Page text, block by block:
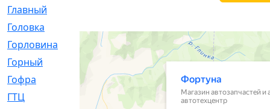
Главный
Головка
Горловина
[14]
Горный
[1]
Гофра
[86]
ГТЦ
[96]